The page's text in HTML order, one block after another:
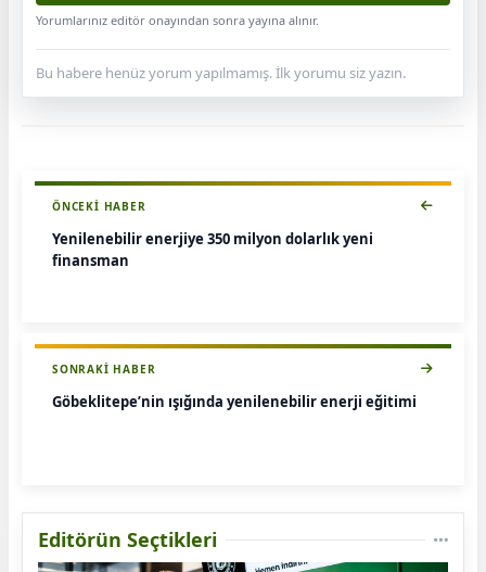
Yorumlarınız editör onayından sonra yayına alınır.
Bu habere henüz yorum yapılmamış. İlk yorumu siz yazın.
ÖNCEKI HABER
Yenilenebilir enerjiye 350 milyon dolarlık yeni
finansman
SONRAKI HABER
Göbeklitepe’nin ışığında yenilenebilir enerji eğitimi
Editörün Seçtikleri